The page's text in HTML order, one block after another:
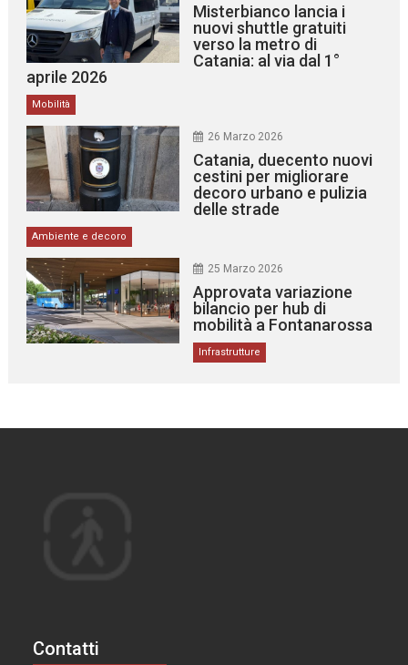
Misterbianco lancia i
nuovi shuttle gratuiti
verso la metro di
Catania: al via dal 1°
aprile 2026
Mobilità
26 Marzo 2026
Catania, duecento nuovi
cestini per migliorare
decoro urbano e pulizia
delle strade
Ambiente e decoro
25 Marzo 2026
Approvata variazione
bilancio per hub di
mobilità a Fontanarossa
Infrastrutture
Contatti